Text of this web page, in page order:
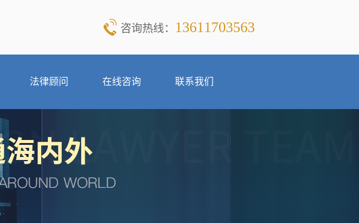
咨询热线： 13611703563
法律顾问 在线咨询 联系我们